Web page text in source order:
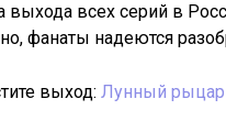
выхода всех серий в
фанаты надеются
выход: Лунный